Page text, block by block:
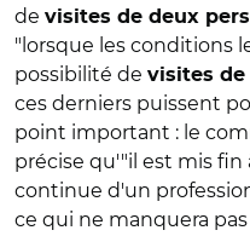
de visites de deux
"lorsque les conditions
possibilité de visites de
ces derniers puissent
point important : le
précise qu'"il est mis
continue d'un
ce qui ne manquera